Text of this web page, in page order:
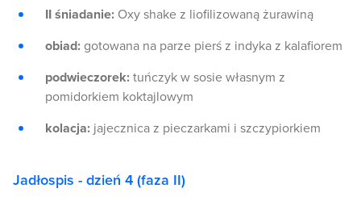
II śniadanie: Oxy shake z liofilizowaną żurawiną
obiad: gotowana na parze pierś z indyka z kalafiorem
podwieczorek: tuńczyk w sosie własnym z
pomidorkiem koktajlowym
kolacja: jajecznica z pieczarkami i szczypiorkiem
Jadłospis - dzień 4 (faza II)